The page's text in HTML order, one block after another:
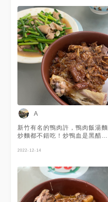
A
新竹有名的鴨肉許，鴨肉飯湯麵
炒麵都不錯吃！炒鴨血是黑醋調
以為會是麻辣鴨血的味道🥹 環
2022-12-14